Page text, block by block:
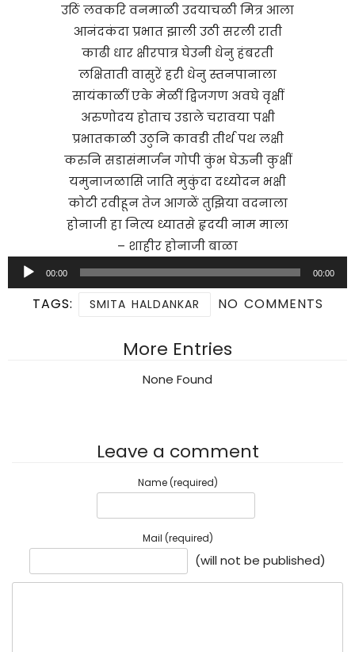
उठिं लवकरि वनमाळी उदयाचळी मित्र आला
आनंदकंदा प्रभात झाली उठी सरली राती
काढी धार क्षीरपात्र घेउनी धेनु हंबरती
लक्षिताती वासुरें हरी धेनु स्तनपानाला
सायंकाळीं एके मेळीं द्विजगण अवघे वृक्षीं
अरुणोदय होताच उडाले चरावया पक्षी
प्रभातकाळी उठुनि कावडी तीर्थ पथ लक्षी
करुनि सडासंमार्जन गोपी कुंभ घेऊनी कुक्षीं
यमुनाजळासि जाति मुकुंदा दध्योदन भक्षी
कोटी रवीहून तेज आगळें तुझिया वदनाला
होनाजी हा नित्य ध्यातसे हृदयी नाम माला
– शाहीर होनाजी बाळा
Audio
Player
00:00 00:00
TAGS: SMITA HALDANKAR NO COMMENTS
More Entries
None Found
Leave a comment
Name (required)
Mail (required)
(will not be published)